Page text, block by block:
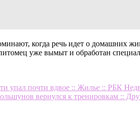
когда речь идет о домашних
уже вымыт и обработан
упал почти вдвое :: Жилье :: РБК
вернулся к тренировкам ::